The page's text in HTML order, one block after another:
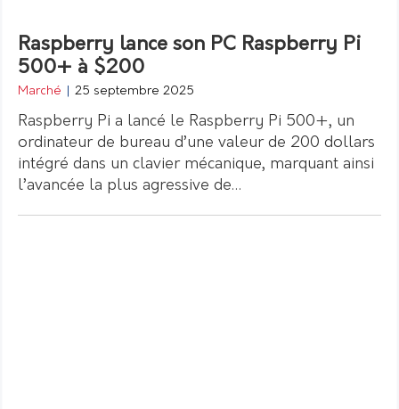
Raspberry lance son PC Raspberry Pi
500+ à $200
Marché 25 septembre 2025
Raspberry Pi a lancé le Raspberry Pi 500+, un
ordinateur de bureau d’une valeur de 200 dollars
intégré dans un clavier mécanique, marquant ainsi
l’avancée la plus agressive de…